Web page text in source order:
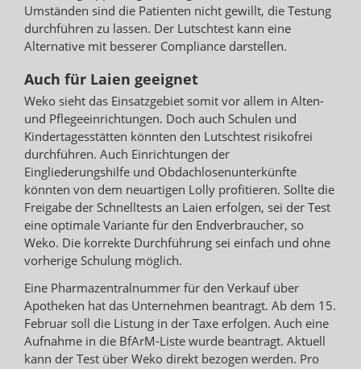
Umständen sind die Patienten nicht gewillt, die Testung
durchführen zu lassen. Der Lutschtest kann eine
Alternative mit besserer Compliance darstellen.
Auch für Laien geeignet
Weko sieht das Einsatzgebiet somit vor allem in Alten-
und Pflegeeinrichtungen. Doch auch Schulen und
Kindertagesstätten könnten den Lutschtest risikofrei
durchführen. Auch Einrichtungen der
Eingliederungshilfe und Obdachlosenunterkünfte
könnten von dem neuartigen Lolly profitieren. Sollte die
Freigabe der Schnelltests an Laien erfolgen, sei der Test
eine optimale Variante für den Endverbraucher, so
Weko. Die korrekte Durchführung sei einfach und ohne
vorherige Schulung möglich.
Eine Pharmazentralnummer für den Verkauf über
Apotheken hat das Unternehmen beantragt. Ab dem 15.
Februar soll die Listung in der Taxe erfolgen. Auch eine
Aufnahme in die BfArM-Liste wurde beantragt. Aktuell
kann der Test über Weko direkt bezogen werden. Pro